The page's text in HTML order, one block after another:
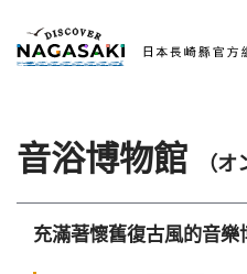
音浴博物館 （
充滿著懷舊復古風的音樂